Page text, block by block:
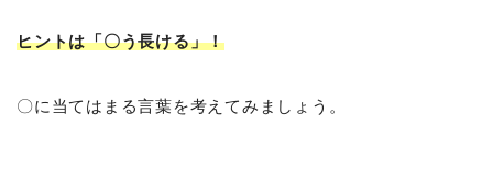
ヒントは「〇う長ける」！
〇に当てはまる言葉を考えてみましょう。